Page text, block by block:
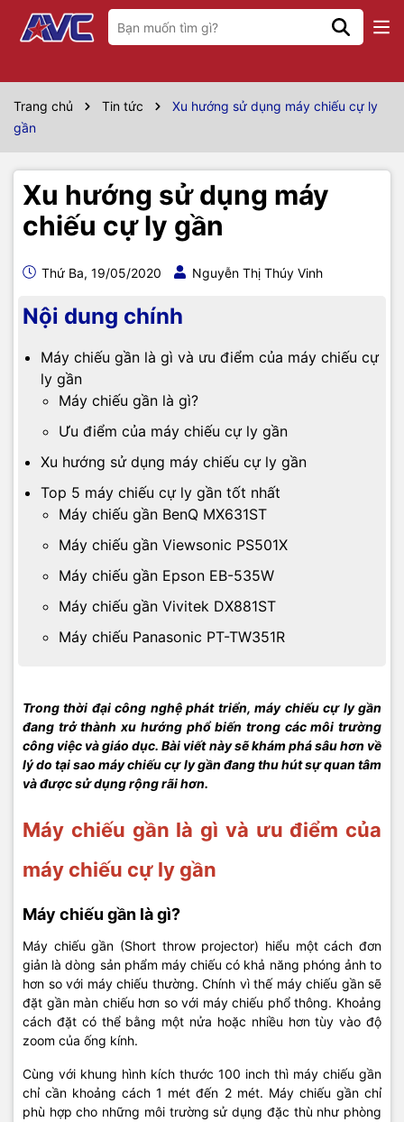
Trang chủ Tin tức
Xu hướng sử dụng máy chiếu cự ly
gần
Xu hướng sử dụng máy
chiếu cự ly gần
Thứ Ba, 19/05/2020 Nguyễn Thị Thúy Vinh
Nội dung chính
Máy chiếu gần là gì và ưu điểm của máy chiếu cự
ly gần
Máy chiếu gần là gì?
Ưu điểm của máy chiếu cự ly gần
Xu hướng sử dụng máy chiếu cự ly gần
Top 5 máy chiếu cự ly gần tốt nhất
Máy chiếu gần BenQ MX631ST
Máy chiếu gần Viewsonic PS501X
Máy chiếu gần Epson EB-535W
Máy chiếu gần Vivitek DX881ST
Máy chiếu Panasonic PT-TW351R
Trong thời đại công nghệ phát triển, máy chiếu cự ly gần
đang trở thành xu hướng phổ biến trong các môi trường
công việc và giáo dục. Bài viết này sẽ khám phá sâu hơn về
lý do tại sao máy chiếu cự ly gần đang thu hút sự quan tâm
và được sử dụng rộng rãi hơn.
Máy chiếu gần là gì và ưu điểm của
máy chiếu cự ly gần
Máy chiếu gần là gì?
Máy chiếu gần (Short throw projector) hiểu một cách đơn
giản là dòng sản phẩm máy chiếu có khả năng phóng ảnh to
hơn so với máy chiếu thường. Chính vì thế máy chiếu gần sẽ
đặt gần màn chiếu hơn so với máy chiếu phổ thông. Khoảng
cách đặt có thể bằng một nửa hoặc nhiều hơn tùy vào độ
zoom của ống kính.
Cùng với khung hình kích thước 100 inch thì máy chiếu gần
chỉ cần khoảng cách 1 mét đến 2 mét. Máy chiếu gần chỉ
phù hợp cho những môi trường sử dụng đặc thù như phòng